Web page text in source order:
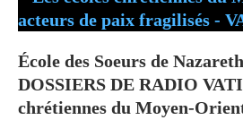
École des Soeurs de
DOSSIERS DE RADIO
chrétiennes du Moyen-